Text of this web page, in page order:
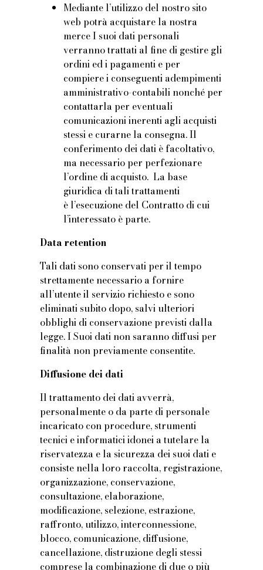
Mediante l’utilizzo del nostro sito
web potrà acquistare la nostra
merce I suoi dati personali
verranno trattati al fine di gestire gli
ordini ed i pagamenti e per
compiere i conseguenti adempimenti
amministrativo-contabili nonché per
contattarla per eventuali
comunicazioni inerenti agli acquisti
stessi e curarne la consegna. Il
conferimento dei dati è facoltativo,
ma necessario per perfezionare
l’ordine di acquisto. La base
giuridica di tali trattamenti
è l’esecuzione del Contratto di cui
l’interessato è parte.
Data retention
Tali dati sono conservati per il tempo
strettamente necessario a fornire
all’utente il servizio richiesto e sono
eliminati subito dopo, salvi ulteriori
obblighi di conservazione previsti dalla
legge. I Suoi dati non saranno diffusi per
finalità non previamente consentite.
Diffusione dei dati
Il trattamento dei dati avverrà,
personalmente o da parte di personale
incaricato con procedure, strumenti
tecnici e informatici idonei a tutelare la
riservatezza e la sicurezza dei suoi dati e
consiste nella loro raccolta, registrazione,
organizzazione, conservazione,
consultazione, elaborazione,
modificazione, selezione, estrazione,
raffronto, utilizzo, interconnessione,
blocco, comunicazione, diffusione,
cancellazione, distruzione degli stessi
comprese la combinazione di due o più